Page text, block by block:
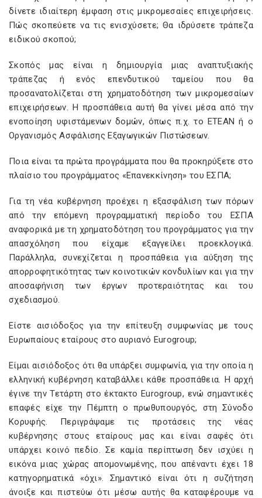
δίνετε ιδιαίτερη έμφαση στις μικρομεσαίες επιχειρήσεις.
Πώς σκοπεύετε να τις ενισχύσετε; Θα ιδρύσετε τράπεζα
ειδικού σκοπού;
Σκοπός μας είναι η δημιουργία μιας αναπτυξιακής
τράπεζας ή ενός επενδυτικού ταμείου που θα
προσανατολίζεται στη χρηματοδότηση των μικρομεσαίων
επιχειρήσεων. Η προσπάθεια αυτή θα γίνει μέσα από την
ενοποίηση υφιστάμενων δομών, όπως π.χ. το ΕΤΕΑΝ ή ο
Οργανισμός Ασφάλισης Εξαγωγικών Πιστώσεων.
Ποια είναι τα πρώτα προγράμματα που θα προκηρύξετε στο
πλαίσιο του προγράμματος «Επανεκκίνηση» του ΕΣΠΑ;
Για τη νέα κυβέρνηση προέχει η εξασφάλιση των πόρων
από την επόμενη προγραμματική περίοδο του ΕΣΠΑ
αναφορικά με τη χρηματοδότηση του προγράμματος για την
απασχόληση που είχαμε εξαγγείλει προεκλογικά.
Παράλληλα, συνεχίζεται η προσπάθεια για αύξηση της
απορροφητικότητας των κοινοτικών κονδυλίων και για την
αποσαφήνιση των έργων προτεραιότητας και του
σχεδιασμού.
Είστε αισιόδοξος για την επίτευξη συμφωνίας με τους
Ευρωπαίους εταίρους στο αυριανό Eurogroup;
Είμαι αισιόδοξος ότι θα υπάρξει συμφωνία, για την οποία η
ελληνική κυβέρνηση καταβάλλει κάθε προσπάθεια. Η αρχή
έγινε την Τετάρτη στο έκτακτο Eurogroup, ενώ σημαντικές
επαφές είχε την Πέμπτη ο πρωθυπουργός, στη Σύνοδο
Κορυφής. Περιγράψαμε τις προτάσεις της νέας
κυβέρνησης στους εταίρους μας και είναι σαφές ότι
υπάρχει κοινό πεδίο. Σε καμία περίπτωση δεν ισχύει η
εικόνα μιας χώρας απομονωμένης, που απέναντι έχει 18
κατηγορηματικά «όχι». Σημαντικό είναι ότι η συζήτηση
άνοιξε και πιστεύω ότι μέσω αυτής θα καταφέρουμε να